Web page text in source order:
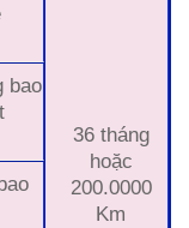
36 tháng
hoặc
200.0000
Km
bao